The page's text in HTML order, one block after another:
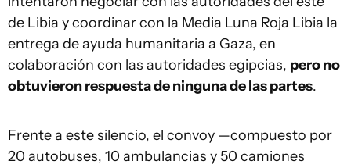
de Libia y coordinar con la Media Luna Roja Libia la
entrega de ayuda humanitaria a Gaza, en
colaboración con las autoridades egipcias, pero no
obtuvieron respuesta de ninguna de las partes.
Frente a este silencio, el convoy —compuesto por
20 autobuses, 10 ambulancias y 50 camiones